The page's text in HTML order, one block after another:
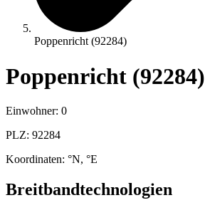
Poppenricht (92284)
Poppenricht (92284)
Einwohner: 0
PLZ: 92284
Koordinaten: °N, °E
Breitbandtechnologien